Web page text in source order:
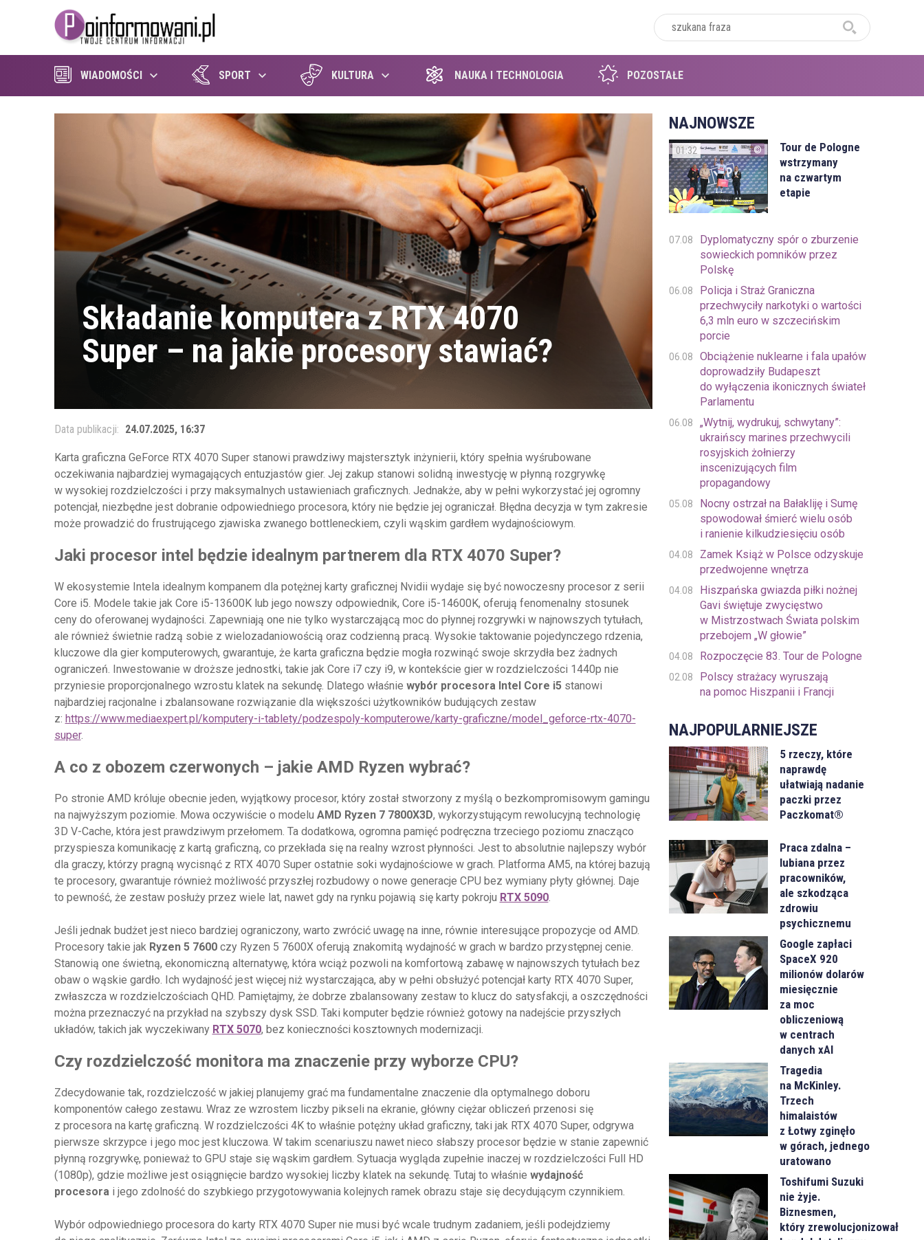
WIADOMOŚCI SPORT KULTURA NAUKA I TECHNOLOGIA POZOSTAŁE
Składanie komputera z RTX 4070
Super – na jakie procesory stawiać?
Data publikacji: 24.07.2025, 16:37
Karta graficzna GeForce RTX 4070 Super stanowi prawdziwy majstersztyk inżynierii, który spełnia wyśrubowane
oczekiwania najbardziej wymagających entuzjastów gier. Jej zakup stanowi solidną inwestycję w płynną rozgrywkę
w wysokiej rozdzielczości i przy maksymalnych ustawieniach graficznych. Jednakże, aby w pełni wykorzystać jej ogromny
potencjał, niezbędne jest dobranie odpowiedniego procesora, który nie będzie jej ograniczał. Błędna decyzja w tym zakresie
może prowadzić do frustrującego zjawiska zwanego bottleneckiem, czyli wąskim gardłem wydajnościowym.
Jaki procesor intel będzie idealnym partnerem dla RTX 4070 Super?
W ekosystemie Intela idealnym kompanem dla potężnej karty graficznej Nvidii wydaje się być nowoczesny procesor z serii
Core i5. Modele takie jak Core i5-13600K lub jego nowszy odpowiednik, Core i5-14600K, oferują fenomenalny stosunek
ceny do oferowanej wydajności. Zapewniają one nie tylko wystarczającą moc do płynnej rozgrywki w najnowszych tytułach,
ale również świetnie radzą sobie z wielozadaniowością oraz codzienną pracą. Wysokie taktowanie pojedynczego rdzenia,
kluczowe dla gier komputerowych, gwarantuje, że karta graficzna będzie mogła rozwinąć swoje skrzydła bez żadnych
ograniczeń. Inwestowanie w droższe jednostki, takie jak Core i7 czy i9, w kontekście gier w rozdzielczości 1440p nie
przyniesie proporcjonalnego wzrostu klatek na sekundę. Dlatego właśnie wybór procesora Intel Core i5stanowi
najbardziej racjonalne i zbalansowane rozwiązanie dla większości użytkowników budujących zestaw
z: https://www.mediaexpert.pl/komputery-i-tablety/podzespoly-komputerowe/karty-graficzne/model_geforce-rtx-4070-
super.
A co z obozem czerwonych – jakie AMD Ryzen wybrać?
Po stronie AMD króluje obecnie jeden, wyjątkowy procesor, który został stworzony z myślą o bezkompromisowym gamingu
na najwyższym poziomie. Mowa oczywiście o modelu AMD Ryzen 7 7800X3D, wykorzystującym rewolucyjną technologię
3D V-Cache, która jest prawdziwym przełomem. Ta dodatkowa, ogromna pamięć podręczna trzeciego poziomu znacząco
przyspiesza komunikację z kartą graficzną, co przekłada się na realny wzrost płynności. Jest to absolutnie najlepszy wybór
dla graczy, którzy pragną wycisnąć z RTX 4070 Super ostatnie soki wydajnościowe w grach. Platforma AM5, na której bazują
te procesory, gwarantuje również możliwość przyszłej rozbudowy o nowe generacje CPU bez wymiany płyty głównej. Daje
to pewność, że zestaw posłuży przez wiele lat, nawet gdy na rynku pojawią się karty pokroju RTX 5090.
Jeśli jednak budżet jest nieco bardziej ograniczony, warto zwrócić uwagę na inne, równie interesujące propozycje od AMD.
Procesory takie jak Ryzen 5 7600czy Ryzen 5 7600X oferują znakomitą wydajność w grach w bardzo przystępnej cenie.
Stanowią one świetną, ekonomiczną alternatywę, która wciąż pozwoli na komfortową zabawę w najnowszych tytułach bez
obaw o wąskie gardło. Ich wydajność jest więcej niż wystarczająca, aby w pełni obsłużyć potencjał karty RTX 4070 Super,
zwłaszcza w rozdzielczościach QHD. Pamiętajmy, że dobrze zbalansowany zestaw to klucz do satysfakcji, a oszczędności
można przeznaczyć na przykład na szybszy dysk SSD. Taki komputer będzie również gotowy na nadejście przyszłych
układów, takich jak wyczekiwany RTX 5070, bez konieczności kosztownych modernizacji.
Czy rozdzielczość monitora ma znaczenie przy wyborze CPU?
Zdecydowanie tak, rozdzielczość w jakiej planujemy grać ma fundamentalne znaczenie dla optymalnego doboru
komponentów całego zestawu. Wraz ze wzrostem liczby pikseli na ekranie, główny ciężar obliczeń przenosi się
z procesora na kartę graficzną. W rozdzielczości 4K to właśnie potężny układ graficzny, taki jak RTX 4070 Super, odgrywa
pierwsze skrzypce i jego moc jest kluczowa. W takim scenariuszu nawet nieco słabszy procesor będzie w stanie zapewnić
płynną rozgrywkę, ponieważ to GPU staje się wąskim gardłem. Sytuacja wygląda zupełnie inaczej w rozdzielczości Full HD
(1080p), gdzie możliwe jest osiągnięcie bardzo wysokiej liczby klatek na sekundę. Tutaj to właśnie wydajność
procesorai jego zdolność do szybkiego przygotowywania kolejnych ramek obrazu staje się decydującym czynnikiem.
Wybór odpowiedniego procesora do karty RTX 4070 Super nie musi być wcale trudnym zadaniem, jeśli podejdziemy
NAJNOWSZE
01:32
Tour de Pologne
wstrzymany
na czwartym
etapie
07.08
Dyplomatyczny spór o zburzenie
sowieckich pomników przez
Polskę
06.08
Policja i Straż Graniczna
przechwyciły narkotyki o wartości
6,3 mln euro w szczecińskim
porcie
06.08
Obciążenie nuklearne i fala upałów
doprowadziły Budapeszt
do wyłączenia ikonicznych świateł
Parlamentu
06.08
„Wytnij, wydrukuj, schwytany”:
ukraińscy marines przechwycili
rosyjskich żołnierzy
inscenizujących film
propagandowy
05.08
Nocny ostrzał na Bałakliję i Sumę
spowodował śmierć wielu osób
i ranienie kilkudziesięciu osób
04.08
Zamek Książ w Polsce odzyskuje
przedwojenne wnętrza
04.08
Hiszpańska gwiazda piłki nożnej
Gavi świętuje zwycięstwo
w Mistrzostwach Świata polskim
przebojem „W głowie”
04.08 Rozpoczęcie 83. Tour de Pologne
02.08
Polscy strażacy wyruszają
na pomoc Hiszpanii i Francji
NAJPOPULARNIEJSZE
5 rzeczy, które
naprawdę
ułatwiają nadanie
paczki przez
Paczkomat®
Praca zdalna –
lubiana przez
pracowników,
ale szkodząca
zdrowiu
psychicznemu
Google zapłaci
SpaceX 920
milionów dolarów
miesięcznie
za moc
obliczeniową
w centrach
danych xAI
Tragedia
na McKinley.
Trzech
himalaistów
z Łotwy zginęło
w górach, jednego
uratowano
Toshifumi Suzuki
nie żyje.
Biznesmen,
który zrewolucjonizował